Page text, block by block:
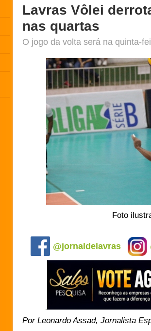
Lavras Vôlei
nas quartas
O jogo da volta será na quinta-
Foto
@jornaldelavras
Por Leonardo Assad, Jornalista